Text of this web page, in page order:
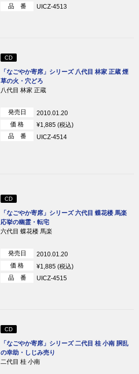
品 番
UICZ-4513
CD
「なごやか寄席」シリーズ 八代目 林家 正蔵 煙
草の火・穴どろ
八代目 林家 正蔵
発売日
2010.01.20
価 格
¥1,885 (税込)
品 番
UICZ-4514
CD
「なごやか寄席」シリーズ 六代目 蝶花楼 馬楽
応挙の幽霊・転宅
六代目 蝶花楼 馬楽
発売日
2010.01.20
価 格
¥1,885 (税込)
品 番
UICZ-4515
CD
「なごやか寄席」シリーズ 二代目 桂 小南 胴乱
の幸助・しじみ売り
二代目 桂 小南